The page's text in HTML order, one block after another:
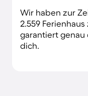
Wir haben zur
2.559
garantiert
dich.